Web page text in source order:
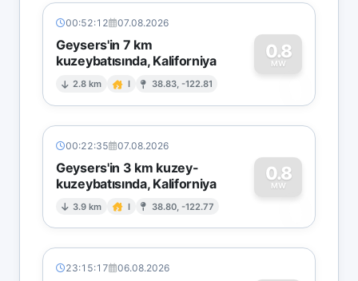
00:52:12 07.08.2026
Geysers'in 7 km
kuzeybatısında, Kaliforniya
2.8 km I 38.83, -122.81
0.8
MW
0
00:22:35 07.08.2026
Geysers'in 3 km kuzey-
kuzeybatısında, Kaliforniya
3.9 km I 38.80, -122.77
0.8
MW
0
23:15:17 06.08.2026